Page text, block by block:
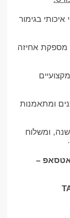
איכותי בגימור
מספקת אחיזה
ומתאמנות
ומשלוח
–